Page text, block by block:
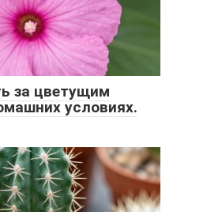
за цветущим
условиях.